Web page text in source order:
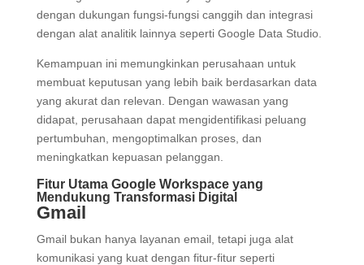
dengan dukungan fungsi-fungsi canggih dan integrasi
dengan alat analitik lainnya seperti Google Data Studio.
Kemampuan ini memungkinkan perusahaan untuk
membuat keputusan yang lebih baik berdasarkan data
yang akurat dan relevan. Dengan wawasan yang
didapat, perusahaan dapat mengidentifikasi peluang
pertumbuhan, mengoptimalkan proses, dan
meningkatkan kepuasan pelanggan.
Fitur Utama Google Workspace yang
Mendukung Transformasi Digital
Gmail
Gmail bukan hanya layanan email, tetapi juga alat
komunikasi yang kuat dengan fitur-fitur seperti